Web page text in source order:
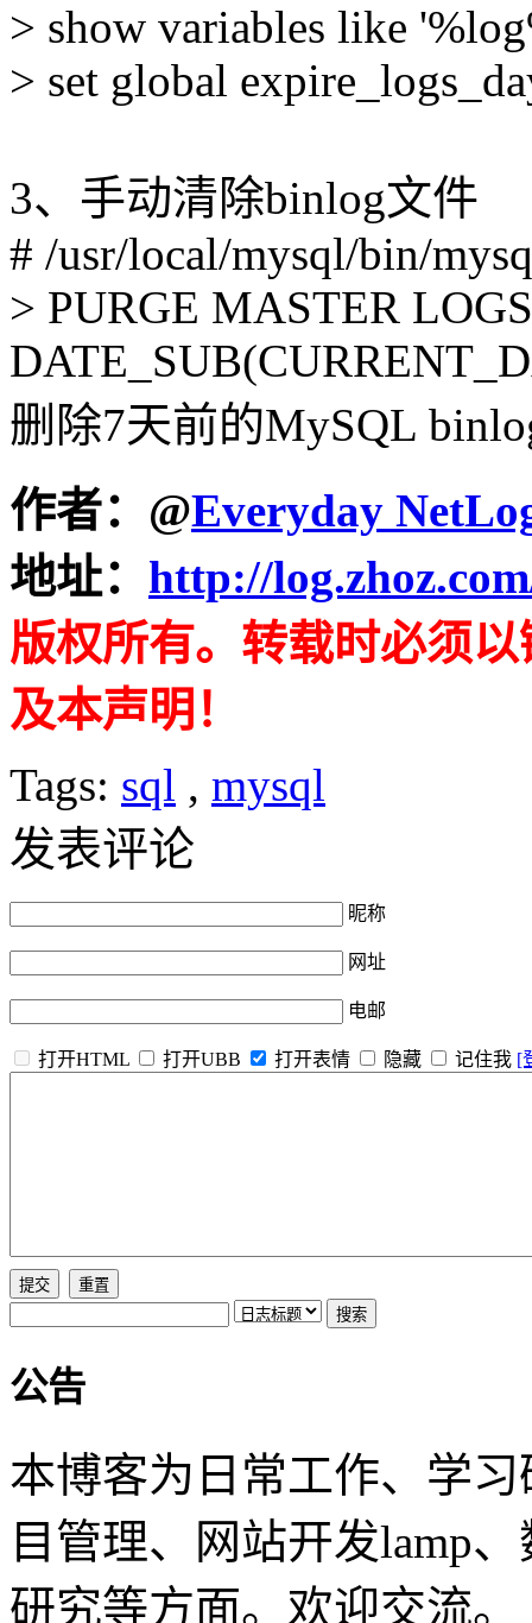
> show variables like
> set global
3、手动清除binlog文件
# /usr/local/mysql/bin/
> PURGE MASTER
删除7天前的MySQL
作者： @Everyday
地址： http://
版权所有。转载时必须
及本声明！
Tags: sql , mysql
发表评论
昵称
网址
电邮
打开HTML 打开UBB 打开表情 隐藏 记住我 [
公告
本博客为日常工作、学
目管理、网站开发lamp
研究等方面。欢迎交流。